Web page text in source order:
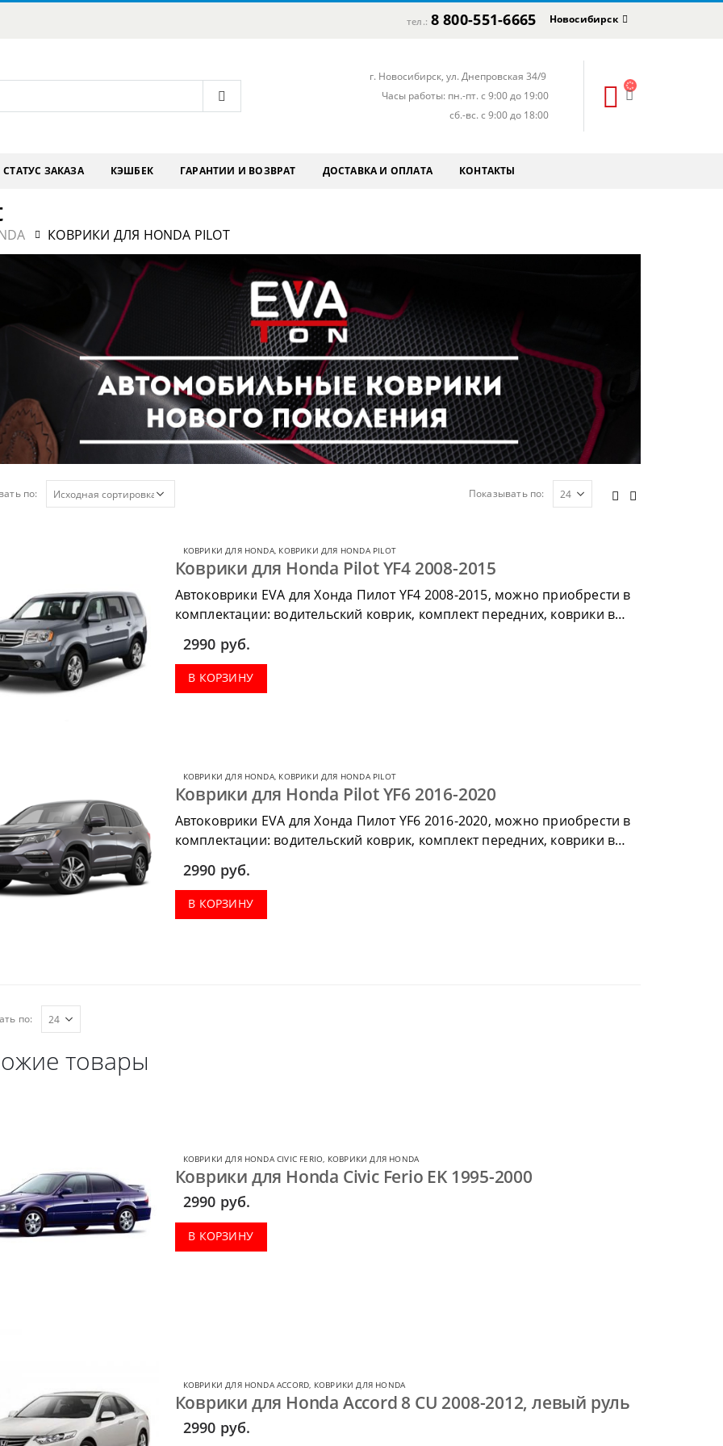
тел.: 8 800-551-6665 Новосибирск
г. Новосибирск, ул. Днепровская 34/9
Часы работы: пн.-пт. с 9:00 до 19:00
сб.-вс. с 9:00 до 18:00
СТАТУС ЗАКАЗА КЭШБЕК ГАРАНТИИ И ВОЗВРАТ ДОСТАВКА И ОПЛАТА КОНТАКТЫ
КОВРИКИ ДЛЯ HONDA PILOT
по: Показывать по:
КОВРИКИ ДЛЯ HONDA, КОВРИКИ ДЛЯ HONDA PILOT
Коврики для Honda Pilot YF4 2008-2015
Автоковрики EVA для Хонда Пилот YF4 2008-2015, можно приобрести в
комплектации: водительский коврик, комплект передних, коврики в
2990 руб.
В КОРЗИНУ
КОВРИКИ ДЛЯ HONDA, КОВРИКИ ДЛЯ HONDA PILOT
Коврики для Honda Pilot YF6 2016-2020
Автоковрики EVA для Хонда Пилот YF6 2016-2020, можно приобрести в
комплектации: водительский коврик, комплект передних, коврики в
2990 руб.
В КОРЗИНУ
по:
товары
КОВРИКИ ДЛЯ HONDA CIVIC FERIO, КОВРИКИ ДЛЯ HONDA
Коврики для Honda Civic Ferio EK 1995-2000
2990 руб.
В КОРЗИНУ
КОВРИКИ ДЛЯ HONDA ACCORD, КОВРИКИ ДЛЯ HONDA
Коврики для Honda Accord 8 CU 2008-2012, левый руль
2990 руб.